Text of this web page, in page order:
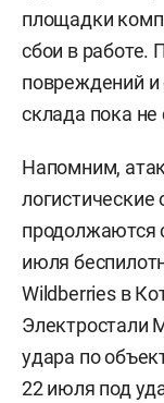
площадки
сбои в работе.
повреждений и
склада пока
Напомним,
продолжаются
июля
Wildberries в
Электростали
удара по
22 июля под